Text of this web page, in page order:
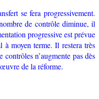
se fera progressivement.
de contrôle diminue, il
progressive est prévue
moyen terme. Il restera très
n’augmente pas dès
de la réforme.